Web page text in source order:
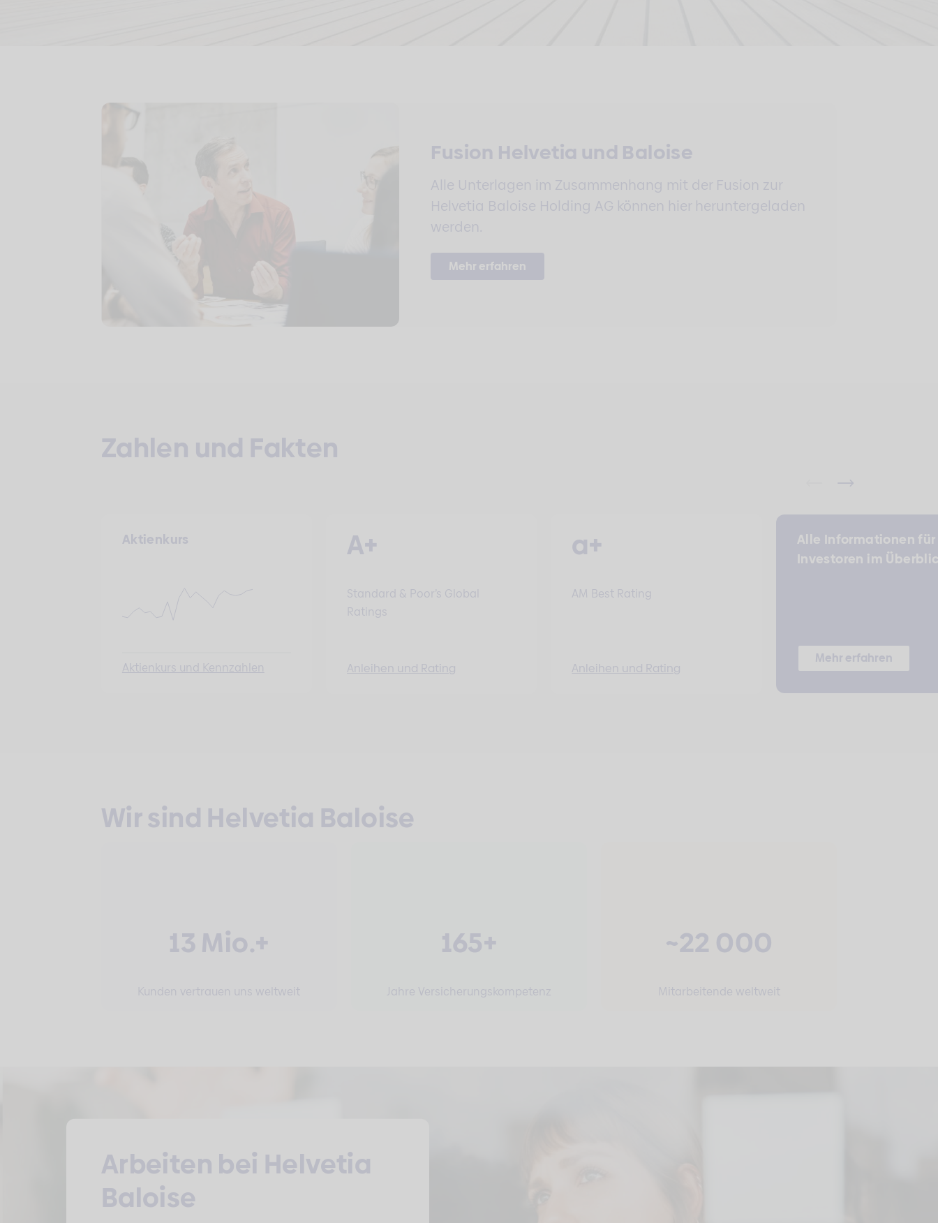
Fusion Helvetia und Baloise
Alle Unterlagen im Zusammenhang mit der Fusion zur
Helvetia Baloise Holding AG können hier heruntergeladen
werden.
Mehr erfahren
Zahlen und Fakten
Aktienkurs
Aktienkurs und Kennzahlen
A+
Standard & Poor’s Global
Ratings
Anleihen und Rating
a+
AM Best Rating
Anleihen und Rating
Alle Informationen für
Investoren im
Mehr erfahren
Wir sind Helvetia Baloise
13 Mio.+
Kunden vertrauen uns weltweit
165+
Jahre Versicherungskompetenz
~22 000
Mitarbeitende weltweit
Arbeiten bei Helvetia
Baloise